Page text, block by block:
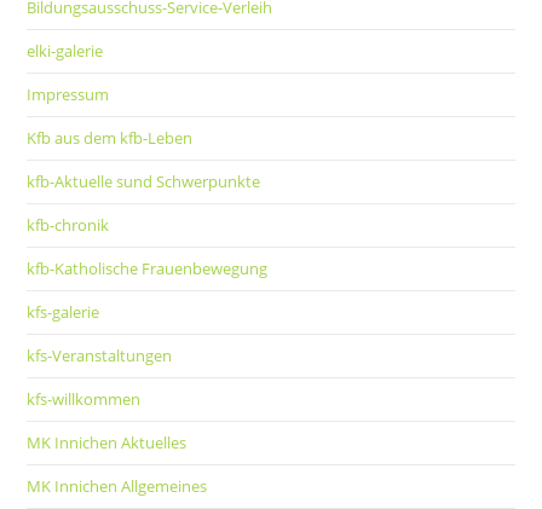
Bildungsausschuss-Service-Verleih
elki-galerie
Impressum
Kfb aus dem kfb-Leben
kfb-Aktuelle sund Schwerpunkte
kfb-chronik
kfb-Katholische Frauenbewegung
kfs-galerie
kfs-Veranstaltungen
kfs-willkommen
MK Innichen Aktuelles
MK Innichen Allgemeines